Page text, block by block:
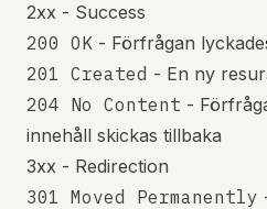
2xx - Success
200 OK - Förfrågan
201 Created - En ny
204 No Content -
innehåll skickas tillbaka
3xx - Redirection
301 Moved Permanently